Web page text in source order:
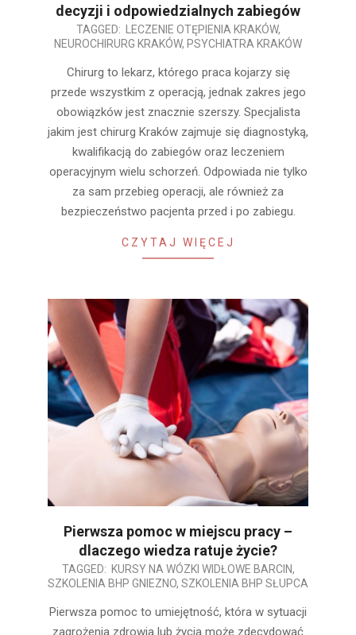
decyzji i odpowiedzialnych zabiegów
2026-
03-
TAGGED: LECZENIE OTĘPIENIA KRAKÓW,
NEUROCHIRURG KRAKÓW, PSYCHIATRA KRAKÓW
Chirurg to lekarz, którego praca kojarzy się
przede wszystkim z operacją, jednak zakres jego
obowiązków jest znacznie szerszy. Specjalista
jakim jest chirurg Kraków zajmuje się diagnostyką,
kwalifikacją do zabiegów oraz leczeniem
operacyjnym wielu schorzeń. Odpowiada nie tylko
za sam przebieg operacji, ale również za
bezpieczeństwo pacjenta przed i po zabiegu.
CZYTAJ WIĘCEJ
Pierwsza pomoc w miejscu pracy –
dlaczego wiedza ratuje życie?
2026-
02-
18
TAGGED: KURSY NA WÓZKI WIDŁOWE BARCIN,
SZKOLENIA BHP GNIEZNO, SZKOLENIA BHP SŁUPCA
Pierwsza pomoc to umiejętność, która w sytuacji
zagrożenia zdrowia lub życia może zdecydować